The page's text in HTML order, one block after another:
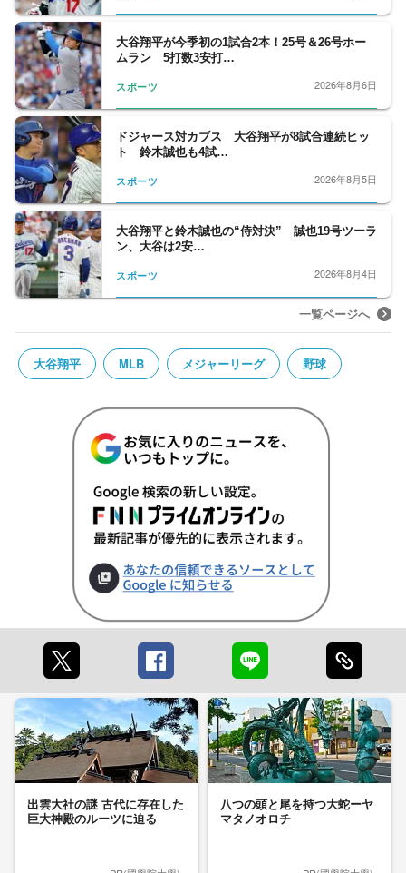
大谷翔平が今季初の1試合2本！25号＆26号ホー
ムラン 5打数3安打…
スポーツ 2026年8月6日
ドジャース対カブス 大谷翔平が8試合連続ヒッ
ト 鈴木誠也も4試…
スポーツ 2026年8月5日
大谷翔平と鈴木誠也の“侍対決” 誠也19号ツーラ
ン、大谷は2安…
スポーツ 2026年8月4日
一覧ページへ
大谷翔平 MLB メジャーリーグ 野球
出雲大社の謎 古代に存在した
巨大神殿のルーツに迫る
八つの頭と尾を持つ大蛇ーヤ
マタノオロチ